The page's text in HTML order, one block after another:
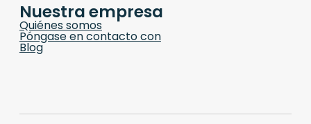
Nuestra empresa
Quiénes somos
Póngase en contacto con
Blog